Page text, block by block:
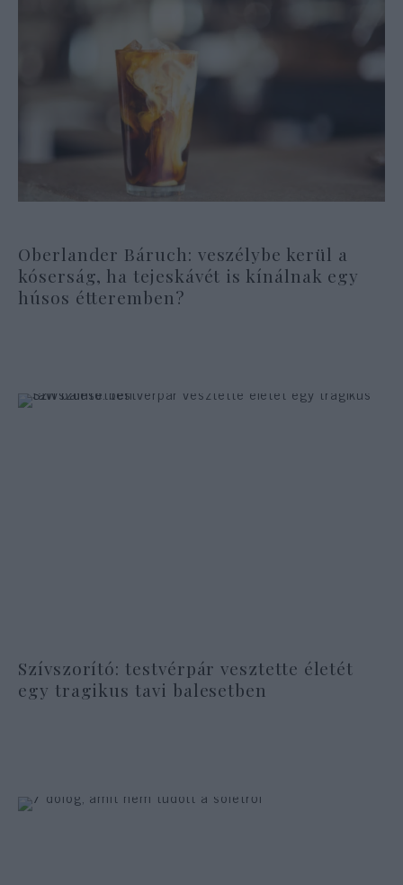
Oberlander Báruch: veszélybe kerül a
kóserság, ha tejeskávét is kínálnak egy
húsos étteremben?
Szívszorító: testvérpár vesztette életét
egy tragikus tavi balesetben